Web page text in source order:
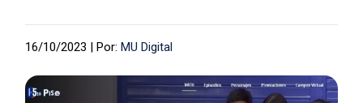
16/10/2023 | Por: MU Digital